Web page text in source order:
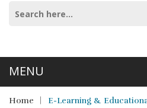
Home E-Learning &